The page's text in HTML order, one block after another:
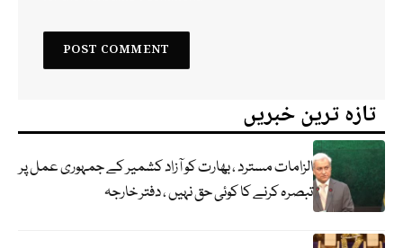
تازہ ترین خبریں
الزامات مسترد ، بھارت کو آزاد کشمیر کے جمہوری عمل پر
تبصرہ کرنے کا کوئی حق نہیں ، دفتر خارجہ